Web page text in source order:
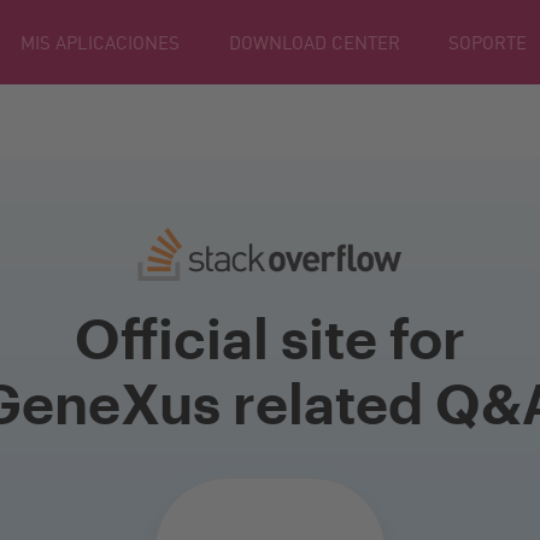
MIS APLICACIONES DOWNLOAD CENTER SOPORTE
Official site for
related